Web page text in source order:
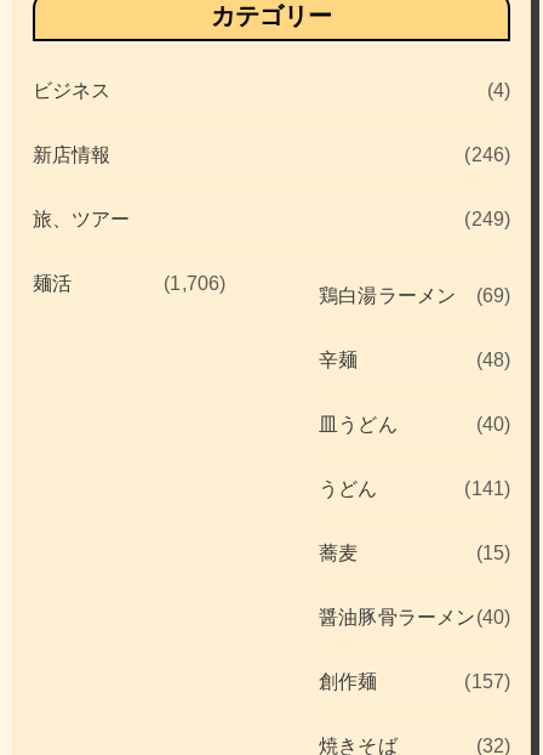
カテゴリー
ビジネス (4)
新店情報 (246)
旅、ツアー (249)
麺活 (1,706)
鶏白湯ラーメン (69)
辛麺 (48)
皿うどん (40)
うどん (141)
蕎麦 (15)
醤油豚骨ラーメン(40)
創作麺 (157)
焼きそば (32)